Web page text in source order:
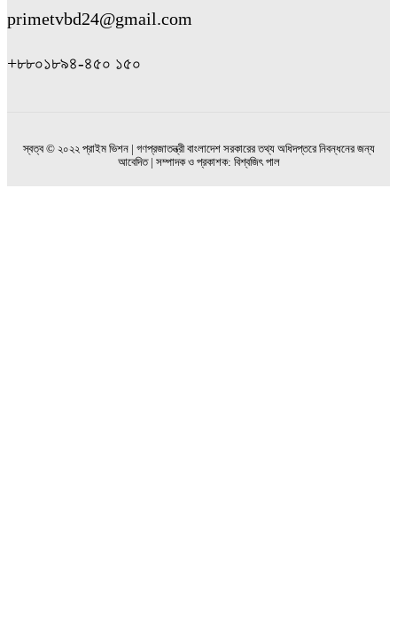
primetvbd24@gmail.com
+৮৮০১৮৯৪-৪৫০ ১৫০
স্বত্ব © ২০২২ প্রাইম ভিশন | গণপ্রজাতন্ত্রী বাংলাদেশ সরকারের তথ্য অধিদপ্তরে নিবন্ধনের জন্য
আবেদিত | সম্পাদক ও প্রকাশক: বিশ্বজিৎ পাল